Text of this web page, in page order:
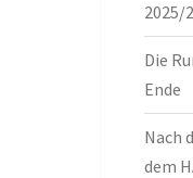
2025/
Die
Ende
Nach
dem